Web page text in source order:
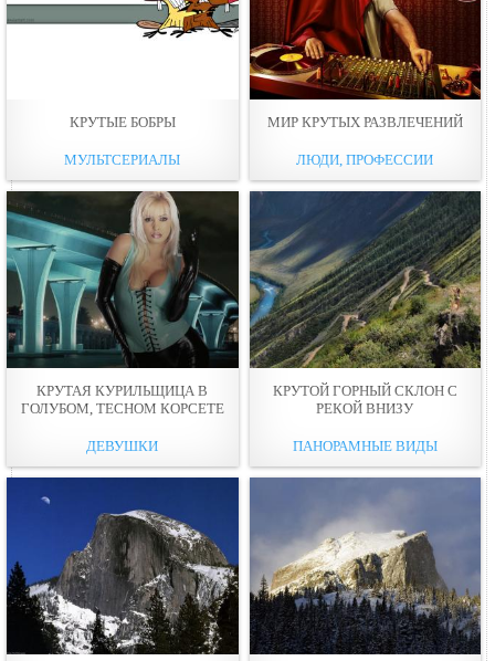
КРУТЫЕ БОБРЫ
МУЛЬТСЕРИАЛЫ
МИР КРУТЫХ РАЗВЛЕЧЕНИЙ
ЛЮДИ, ПРОФЕССИИ
КРУТАЯ КУРИЛЬЩИЦА В
ГОЛУБОМ, ТЕСНОМ КОРСЕТЕ
ДЕВУШКИ
КРУТОЙ ГОРНЫЙ СКЛОН С
РЕКОЙ ВНИЗУ
ПАНОРАМНЫЕ ВИДЫ